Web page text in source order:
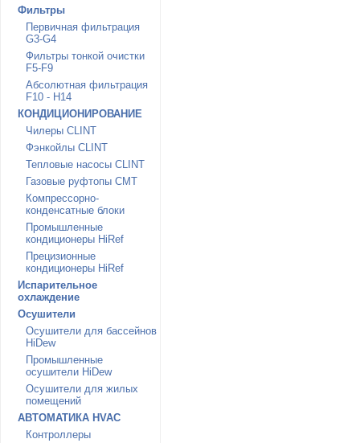
Фильтры
Первичная фильтрация
G3-G4
Фильтры тонкой очистки
F5-F9
Абсолютная фильтрация
F10 - H14
КОНДИЦИОНИРОВАНИЕ
Чилеры CLINT
Фэнкойлы CLINT
Тепловые насосы CLINT
Газовые руфтопы CMT
Компрессорно-
конденсатные блоки
Промышленные
кондиционеры HiRef
Прецизионные
кондиционеры HiRef
Испарительное
охлаждение
Осушители
Осушители для бассейнов
HiDew
Промышленные
осушители HiDew
Осушители для жилых
помещений
АВТОМАТИКА HVAC
Контроллеры